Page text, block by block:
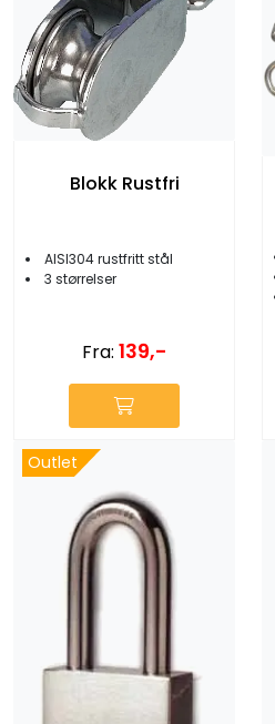
Blokk Rustfri
AISI304 rustfritt stål
3 størrelser
Fra: 139,-
Outlet